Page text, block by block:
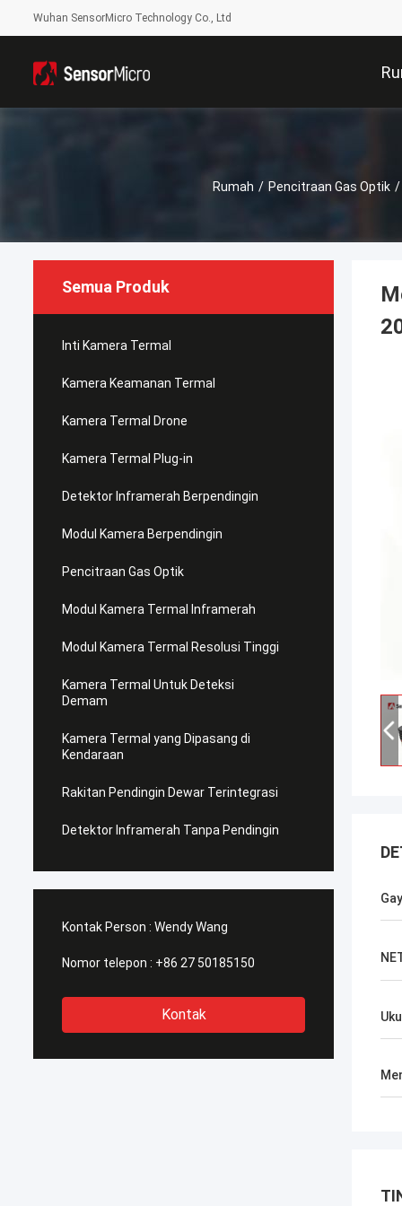
Wuhan SensorMicro Technology Co., Ltd
Rumah / Pencitraan Gas Optik /
Semua Produk
Inti Kamera Termal
Kamera Keamanan Termal
Kamera Termal Drone
Kamera Termal Plug-in
Detektor Inframerah Berpendingin
Modul Kamera Berpendingin
Pencitraan Gas Optik
Modul Kamera Termal Inframerah
Modul Kamera Termal Resolusi Tinggi
Kamera Termal Untuk Deteksi
Demam
Kamera Termal yang Dipasang di
Kendaraan
Rakitan Pendingin Dewar Terintegrasi
Detektor Inframerah Tanpa Pendingin
Kontak Person : Wendy Wang
Nomor telepon : +86 27 50185150
Kontak